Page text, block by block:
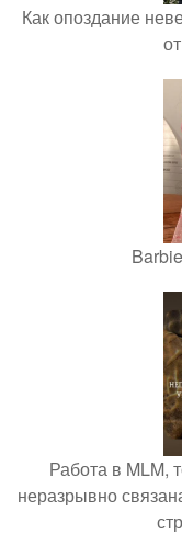
Как опоздание
Работа в MLM,
неразрывно